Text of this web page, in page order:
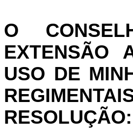
O
EXTENSÃO
USO DE
RESOLUÇÃO: